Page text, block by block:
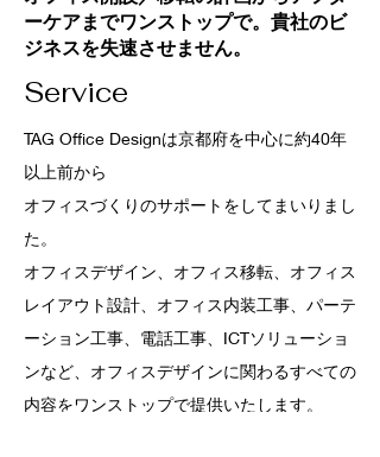
ーケアまでワンストップで。貴社のビ
ジネスを失速させません。
Service
TAG Office Designは京都府を中心に約40年
以上前から
オフィスづくりのサポートをしてまいりまし
た。
オフィスデザイン、オフィス移転、オフィス
レイアウト設計、オフィス内装工事、パーテ
ーション工事、電話工事、ICTソリューショ
ンなど、​オフィスデザインに関わるすべての
内容をワンストップで提供いたします。